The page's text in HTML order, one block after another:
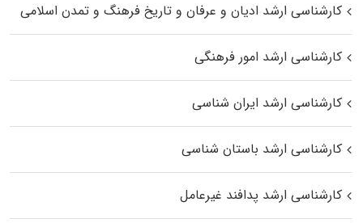
کارشناسی ارشد ادیان و عرفان و تاریخ فرهنگ و تمدن اسلامی
کارشناسی ارشد امور فرهنگی
کارشناسی ارشد ایران شناسی
کارشناسی ارشد باستان شناسی
کارشناسی ارشد پدافند غیرعامل